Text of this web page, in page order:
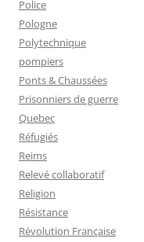
Police
Pologne
Polytechnique
pompiers
Ponts & Chaussées
Prisonniers de guerre
Quebec
Réfugiés
Reims
Relevé collaboratif
Religion
Résistance
Révolution Française